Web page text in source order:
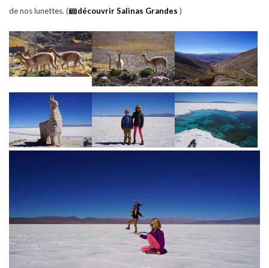
de nos lunettes. (
découvrir Salinas Grandes )